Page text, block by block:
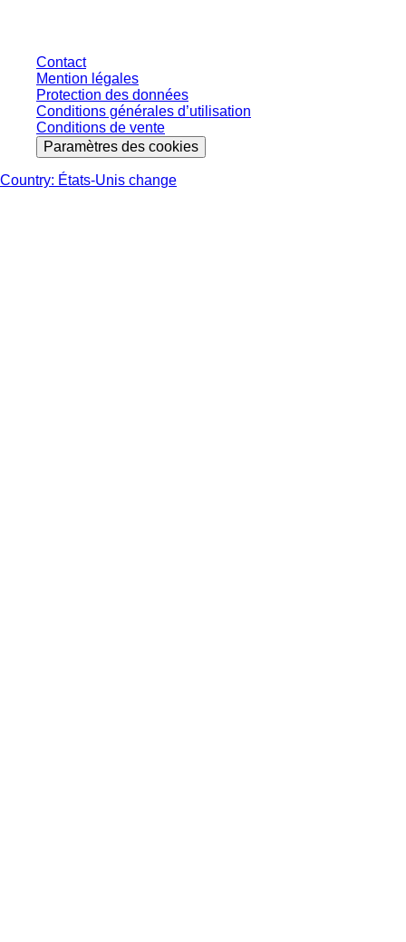
Contact
Mention légales
Protection des données
Conditions générales d’utilisation
Conditions de vente
Paramètres des cookies
Country: États-Unis change